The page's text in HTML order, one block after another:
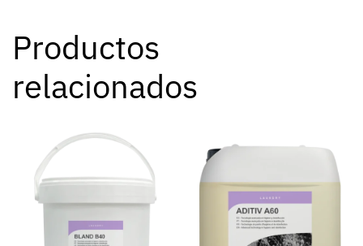
Productos
relacionados